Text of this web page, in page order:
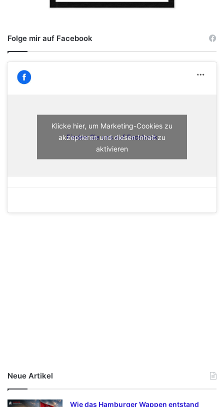
Folge mir auf Facebook
Finden Sie uns auf Facebook
Klicke hier, um Marketing-Cookies zu
akzeptieren und diesen Inhalt zu
aktivieren
Neue Artikel
Wie das Hamburger Wappen entstand